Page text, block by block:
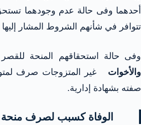
أحدهما وفى حالة عدم وجودهما تستحق
تتوافر في شأنهم الشروط المشار إليها في
وفى حالة استحقاقهم المنحة
والأخوات غير المتزوجات صرف
صفته بشهادة إدارية.
الوفاة كسبب لصرف منحة